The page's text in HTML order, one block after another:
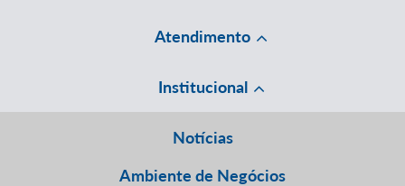
Atendimento
Institucional
Notícias
Ambiente de Negócios